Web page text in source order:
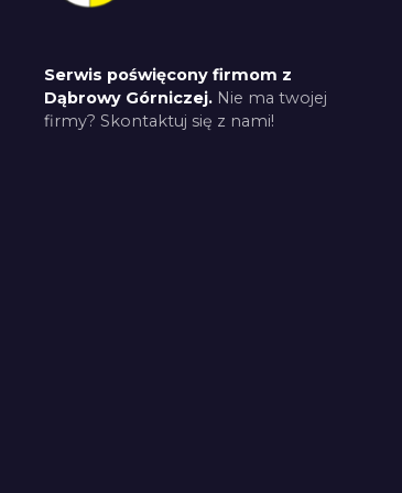
Serwis poświęcony firmom z
Dąbrowy Górniczej. Nie ma twojej
firmy? Skontaktuj się z nami!